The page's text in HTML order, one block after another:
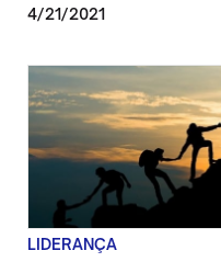
4/21/2021
LIDERANÇA